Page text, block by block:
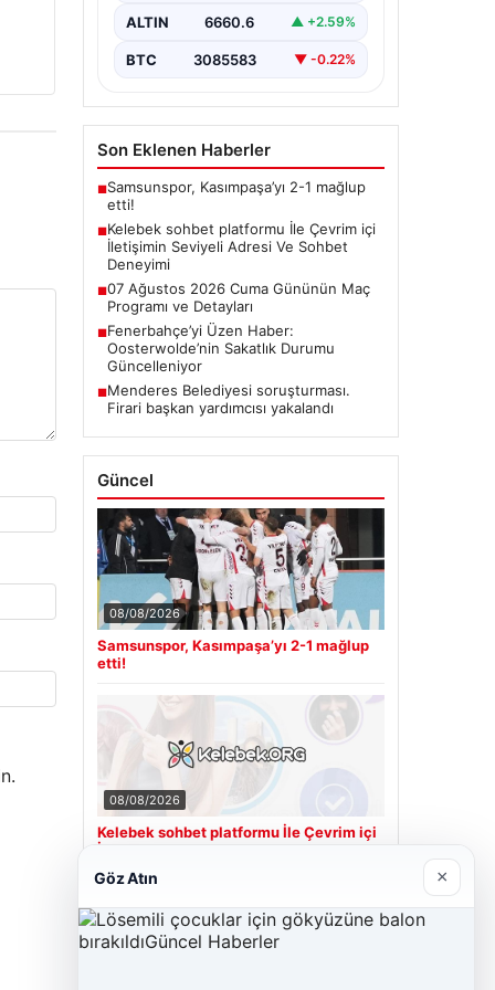
bir şekilde bağlantı sağlaması
Güncel…
ALTIN 6660.6 ▲ +2.59%
BTC 3085583 ▼ -0.22%
Son Eklenen Haberler
■Samsunspor, Kasımpaşa’yı 2-1 mağlup
etti!
■Kelebek sohbet platformu İle Çevrim içi
İletişimin Seviyeli Adresi Ve Sohbet
Deneyimi
■07 Ağustos 2026 Cuma Gününün Maç
Programı ve Detayları
■Fenerbahçe’yi Üzen Haber:
Oosterwolde’nin Sakatlık Durumu
Güncelleniyor
■Menderes Belediyesi soruşturması.
Firari başkan yardımcısı yakalandı
Güncel
08/08/2026
Samsunspor, Kasımpaşa’yı 2-1 mağlup
etti!
08/08/2026
Kelebek sohbet platformu İle Çevrim içi
İletişimin Seviyeli Adresi Ve Sohbet
Son Eklenen Firmalar
Göz Atın ×